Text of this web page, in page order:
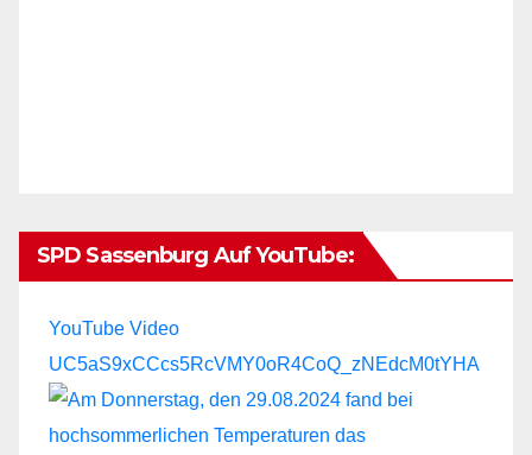
SPD Sassenburg Auf YouTube:
YouTube Video
UC5aS9xCCcs5RcVMY0oR4CoQ_zNEdcM0tYHA